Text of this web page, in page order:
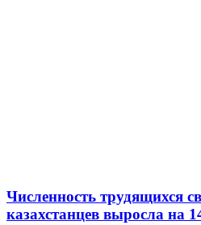
Численность трудящихся
казахстанцев выросла на